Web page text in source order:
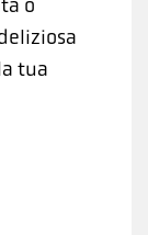
o
tua